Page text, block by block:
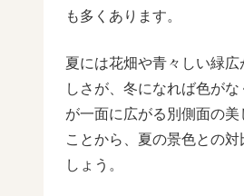
も多くあります。
夏には花畑や青々しい緑広
しさが、冬になれば色が
が一面に広がる別側面の美
ことから、夏の景色との
しょう。